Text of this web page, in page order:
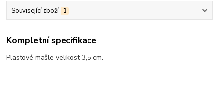
Související zboží 1
Kompletní specifikace
Plastové mašle velikost 3,5 cm.